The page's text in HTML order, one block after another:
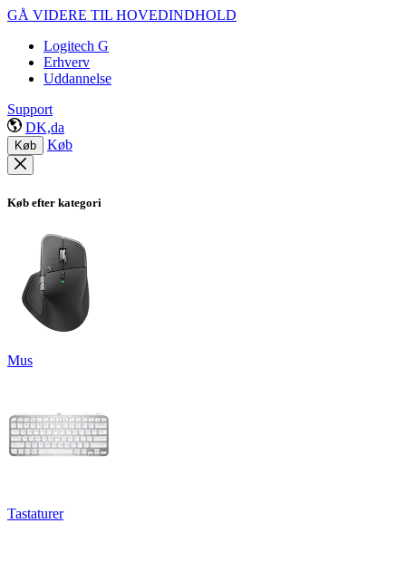
GÅ VIDERE TIL HOVEDINDHOLD
Logitech G
Erhverv
Uddannelse
Support
DK,da
Køb Køb
Køb efter kategori
Mus
Tastaturer